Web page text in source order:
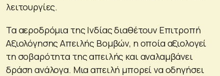
λειτουργίες.
Τα αεροδρόμια της Ινδίας διαθέτουν Επιτροπή
Αξιολόγησης Απειλής Βομβών, η οποία αξιολογεί
τη σοβαρότητα της απειλής και αναλαμβάνει
δράση ανάλογα. Μια απειλή μπορεί να οδηγήσει